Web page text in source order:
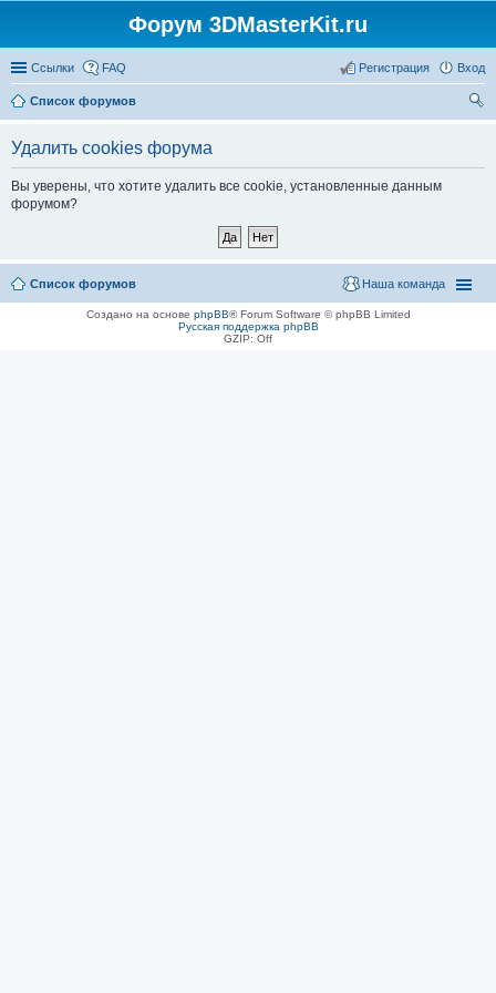
Форум 3DMasterKit.ru
Ссылки FAQ Вход
Регистрация
Список форумов
Удалить cookies форума
Вы уверены, что хотите удалить все cookie, установленные данным
форумом?
Список форумов Наша команда
Создано на основе phpBB® Forum Software © phpBB Limited
Русская поддержка phpBB
GZIP: Off